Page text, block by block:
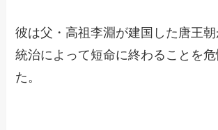
彼は父・高祖李淵が建国した唐王
統治によって短命に終わることを
た。